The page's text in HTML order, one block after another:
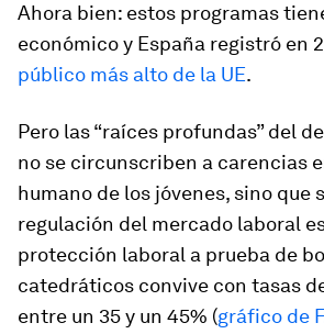
Ahora bien: estos programas
económico y España registró en
público más alto de la UE.
Pero las “raíces profundas” del
no se circunscriben a carencias
humano de los jóvenes, sino que
regulación del mercado laboral
protección laboral a prueba de
catedráticos convive con tasas
entre un 35 y un 45% (gráfico de